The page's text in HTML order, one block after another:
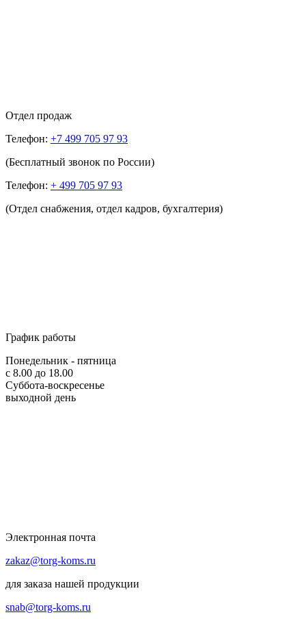
Отдел продаж
Телефон: +7 499 705 97 93
(Бесплатный звонок по России)
Телефон: + 499 705 97 93
(Отдел снабжения, отдел кадров, бухгалтерия)
График работы
Понедельник - пятница
с 8.00 до 18.00
Суббота-воскресенье
выходной день
Электронная почта
zakaz@torg-koms.ru
для заказа нашей продукции
snab@torg-koms.ru